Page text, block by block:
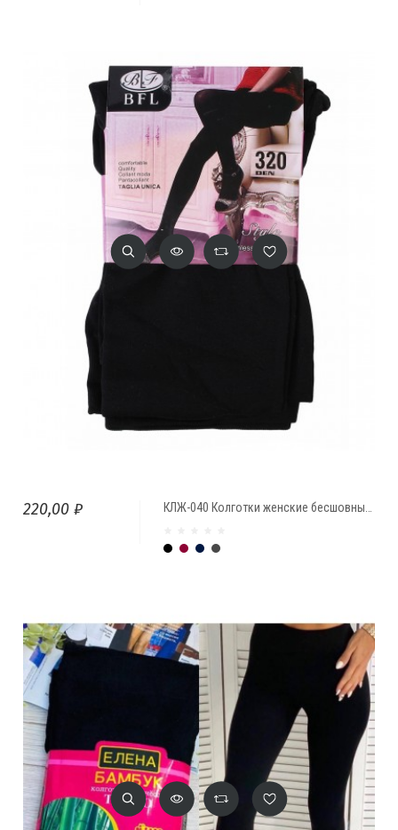
КЛЖ-040 Колготки женские бесшовные BFL с начесом
220,00 ₽
Чёрный
БордоТёмно-синий
темно-серый